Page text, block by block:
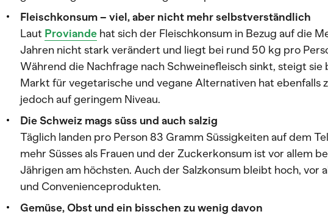
Fleischkonsum – viel, aber nicht mehr selbstverständlich
Laut Proviande hat sich der Fleischkonsum in Bezug auf die
Jahren nicht stark verändert und liegt bei rund 50 kg pro
Während die Nachfrage nach Schweinefleisch sinkt, steigt sie
Markt für vegetarische und vegane Alternativen hat ebenfalls
jedoch auf geringem Niveau.
Die Schweiz mags süss und auch salzig
Täglich landen pro Person 83 Gramm Süssigkeiten auf dem
mehr Süsses als Frauen und der Zuckerkonsum ist vor allem
Jährigen am höchsten. Auch der Salzkonsum bleibt hoch, vor
und Convenienceprodukten.
Gemüse, Obst und ein bisschen zu wenig davon